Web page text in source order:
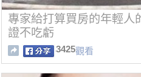
專家給打算買房的年輕人
證不吃虧
3425觀看